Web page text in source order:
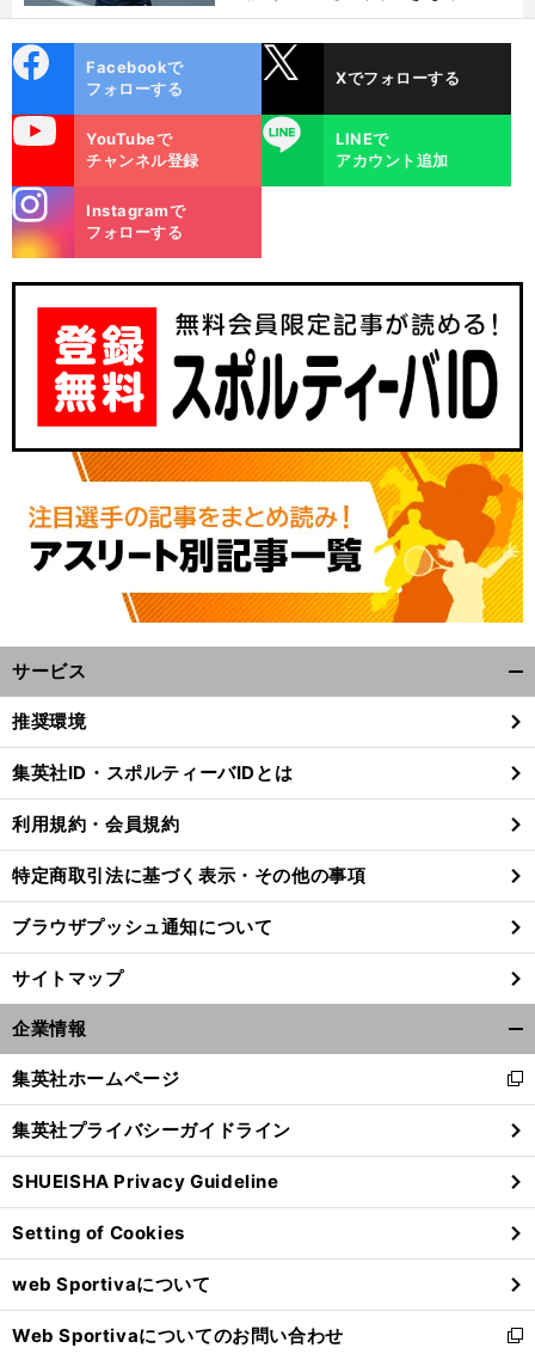
。
・
金栗杯に輝く
ok
Facebookで
フォローする
Xでフォローする
YouTubeで
チャンネル登録
LINE
LINEで
アカウント追加
m
Instagramで
フォローする
サービス
閉
る
推奨環境
集英社ID・スポルティーバIDとは
利用規約・会員規約
特定商取引法に基づく表示・その他の事項
ブラウザプッシュ通知について
サイトマップ
企業情報
閉
る
集英社ホームページ
新
し
い
ウ
ィ
ン
ド
ウ
で
開
く
集英社プライバシーガイドライン
SHUEISHA Privacy Guideline
Setting of Cookies
web Sportivaについて
Web Sportivaについてのお問い合わせ
新